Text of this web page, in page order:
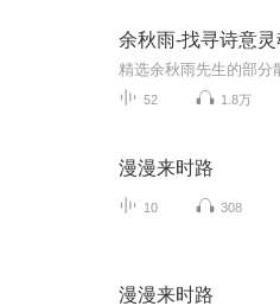
余秋雨-找寻诗意灵
52 1.8万
漫漫来时路
10 308
漫漫来时路